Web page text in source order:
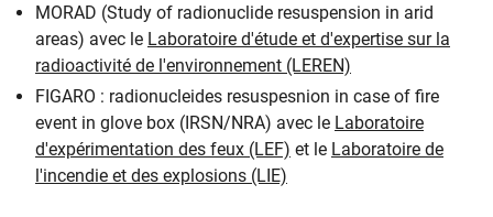
MORAD (Study of radionuclide resuspension in arid
areas) avec le Laboratoire d'étude et d'expertise sur la
radioactivité de l'environnement (LEREN)
FIGARO : radionucleides resuspesnion in case of fire
event in glove box (IRSN/NRA) avec le Laboratoire
d'expérimentation des feux (LEF) et le Laboratoire de
l'incendie et des explosions (LIE)